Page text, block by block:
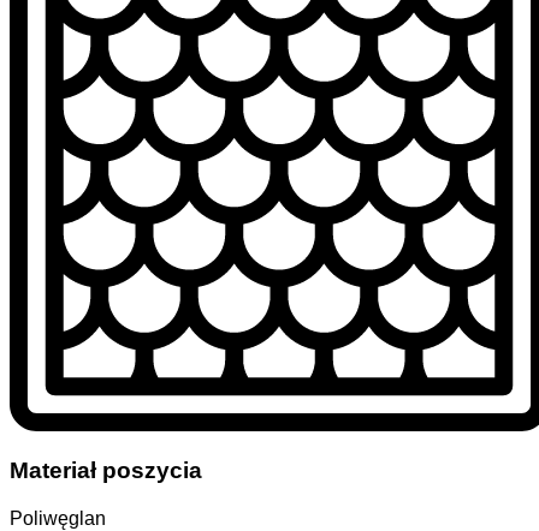
Materiał poszycia
Poliwęglan